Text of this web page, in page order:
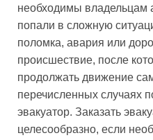
необходимы владельцам
попали в сложную
поломка, авария или
происшествие, после
продолжать движение
перечисленных случаях
эвакуатор. Заказать
целесообразно, если